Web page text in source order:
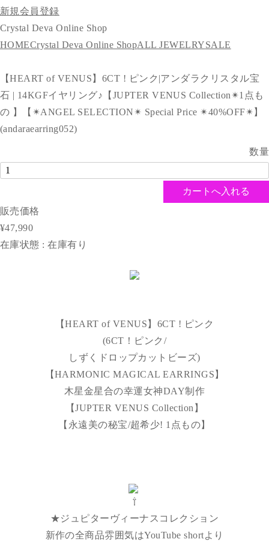
新規会員登録
Crystal Deva Online Shop
HOMECrystal Deva Online ShopALL JEWELRYSALE
【HEART of VENUS】6CT ! ピンク|アンダラクリスタル宝
石 | 14KGFイヤリング♪【JUPTER VENUS Collection✴︎1点も
の 】【✴︎ANGEL SELECTION✴︎ Special Price ✴︎40%OFF✴︎】
(andaraearring052)
数量
販売価格
¥47,990
在庫状態 : 在庫有り
【HEART of VENUS】6CT ! ピンク
(6CT！ピンク/
しずくドロップカットビーズ)
【HARMONIC MAGICAL EARRINGS】
木星金星合の幸運女神DAY制作
【JUPTER VENUS Collection】
【永遠美の秘宝/超希少! 1点もの】
⇧
★ジュピターヴィーナスコレクション
新作の全商品雰囲気はYouTube shortより